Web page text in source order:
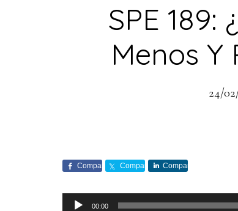
SPE
Menos Y
24/
Comparte Comparte Comparte
Reproductor
00:00